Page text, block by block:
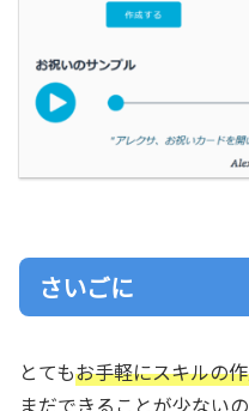
さいごに
とてもお手軽にスキルの
まだできることが少ない